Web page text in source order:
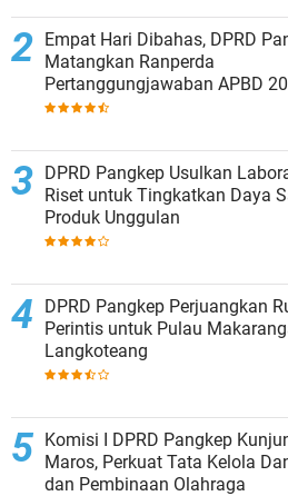
Empat Hari Dibahas, DPRD
Matangkan Ranperda
Pertanggungjawaban APBD
DPRD Pangkep Usulkan
Riset untuk Tingkatkan Daya
Produk Unggulan
DPRD Pangkep Perjuangkan
Perintis untuk Pulau
Langkoteang
Komisi I DPRD Pangkep
Maros, Perkuat Tata Kelola
dan Pembinaan Olahraga